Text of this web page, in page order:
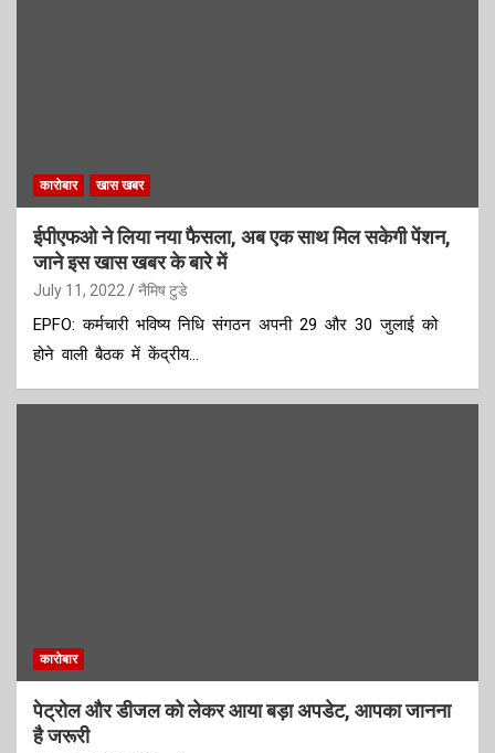
कारोबार खास खबर
ईपीएफओ ने लिया नया फैसला, अब एक साथ मिल सकेगी पेंशन,
जाने इस खास खबर के बारे में
July 11, 2022 नैमिष टुडे
EPFO: कर्मचारी भविष्य निधि संगठन अपनी 29 और 30 जुलाई को
होने वाली बैठक में केंद्रीय…
कारोबार
पेट्रोल और डीजल को लेकर आया बड़ा अपडेट, आपका जानना
है जरूरी